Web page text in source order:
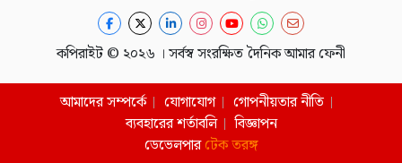
কপিরাইট © ২০২৬ । সর্বস্ব সংরক্ষিত দৈনিক আমার ফেনী
আমাদের সম্পর্কে যোগাযোগ
গোপনীয়তার নীতি
ব্যবহারের শর্তাবলি
বিজ্ঞাপন
ডেভেলপারটেক তরঙ্গ